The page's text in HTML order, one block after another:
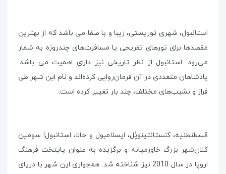
استانبول، شهری توریستی، زیبا و با صفا می باشد که از بهترین
مقصدها برای تورهای تفریحی یا مسافرت‌های چندروزه به شمار
می‌رود. استانبول از نظر تاریخی نیز دارای اهمیت می باشد.
پادشاهان متعددی در آن فرمان‌روایی کرده‌اند و نام این شهر طی
فراز و نشیب‌های مختلف، چند بار تغییر کرده است.
قسطنطنیه، کنستانتینوپُل، ایسلامبول و حالا، استانبول! سومین
کلان‌شهر بزرگ خاورمیانه و برگزیده به عنوان پایتخت فرهنگ
اروپا در سال 2010 نیز شناخته شد. هم‌جواری این شهر با دریای